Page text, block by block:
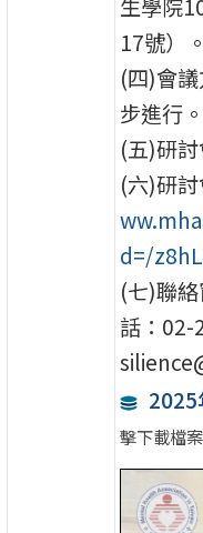
生學院
17號）。
(四)會
步進行。
(五)研
(六)研
d=/
(七)聯
話：02-
擊下載檔